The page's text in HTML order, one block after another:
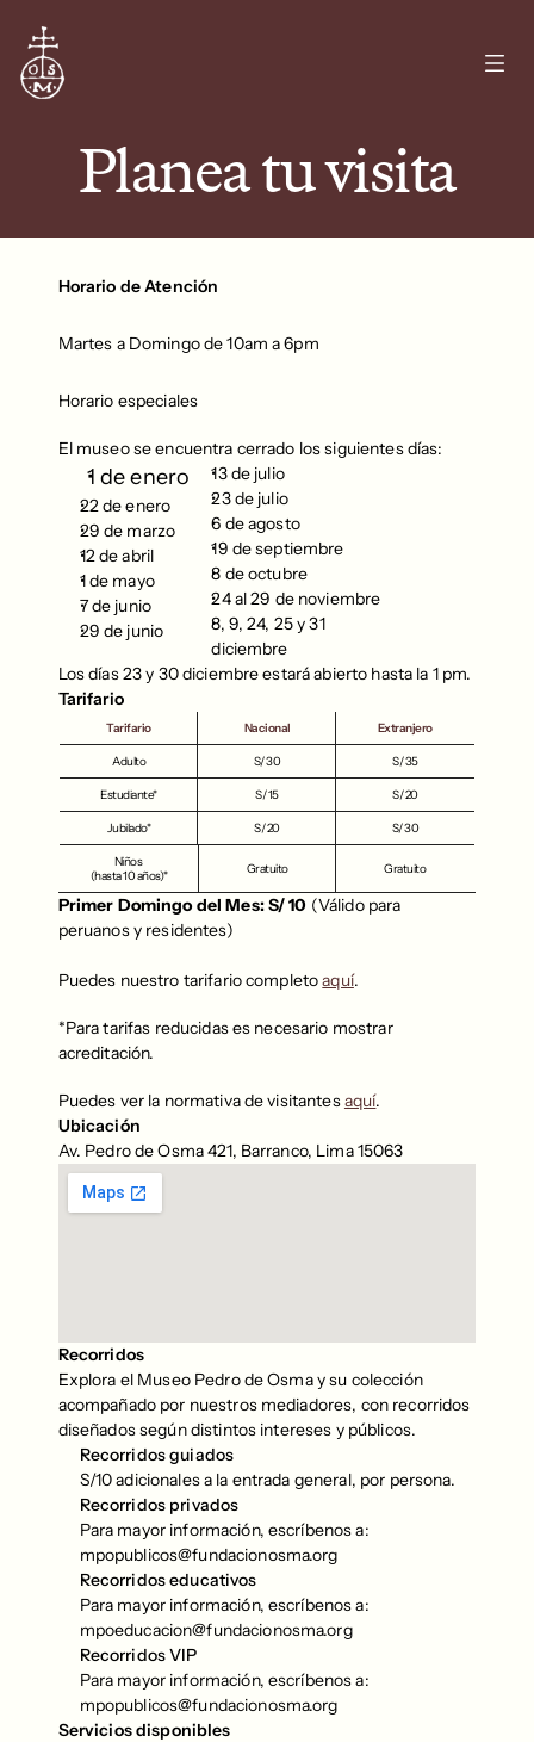
Planea tu visita
Horario de Atención
Martes a Domingo de 10am a 6pm
Horario especiales
El museo se encuentra cerrado los siguientes días:
1 de enero
22 de enero
29 de marzo
12 de abril
1 de mayo
7 de junio
29 de junio
13 de julio
23 de julio
6 de agosto
19 de septiembre
8 de octubre
24 al 29 de noviembre
8, 9, 24, 25 y 31
diciembre
Los días 23 y 30 diciembre estará abierto hasta la 1 pm.
Tarifario
Tarifario Nacional Extranjero
Adulto S/ 30 S/ 35
Estudiante* S/ 15 S/ 20
Jubilado* S/ 20 S/ 30
Niños
(hasta 10 años)*
Gratuito Gratuito
Primer Domingo del Mes: S/ 10 (Válido para
peruanos y residentes)
Puedes nuestro tarifario completo aquí.
*Para tarifas reducidas es necesario mostrar
acreditación.
Puedes ver la normativa de visitantes aquí.
Ubicación
Av. Pedro de Osma 421, Barranco, Lima 15063
Recorridos
Explora el Museo Pedro de Osma y su colección
acompañado por nuestros mediadores, con recorridos
diseñados según distintos intereses y públicos.
Recorridos guiados
S/10 adicionales a la entrada general, por persona.
Recorridos privados
Para mayor información, escríbenos a:
mpopublicos@fundacionosma.org
Recorridos educativos
Para mayor información, escríbenos a:
mpoeducacion@fundacionosma.org
Recorridos VIP
Para mayor información, escríbenos a:
mpopublicos@fundacionosma.org
Servicios disponibles